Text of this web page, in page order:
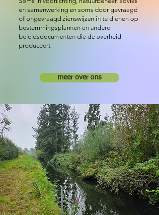
en samenwerking en soms door gevraagd
of ongevraagd zienswijzen in te dienen op
bestemmingsplannen en andere
beleidsdocumenten die de overheid
produceert.
meer over ons